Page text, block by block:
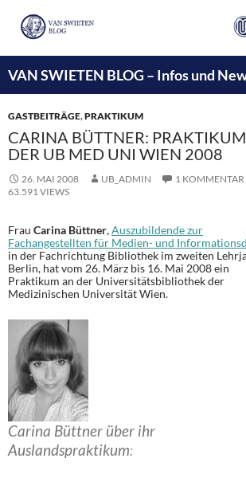
VAN SWIETEN BLOG – Infos und
INHALT
SPRINGEN
GASTBEITRÄGE,PRAKTIKUM
CARINA BÜTTNER:
DER UB MED UNI WIEN 2008
26. MAI 2008 UB_ADMIN
1 KOMMENTAR
63.591 VIEWS
Frau Carina Büttner,Auszubildende zur
Fachangestellten für Medien- und
in der Fachrichtung Bibliothek im zweiten
Berlin, hat vom 26. März bis 16. Mai 2008 ein
Praktikum an der Universitätsbibliothek der
Medizinischen Universität Wien.
Carina Büttner über ihr
Auslandspraktikum: